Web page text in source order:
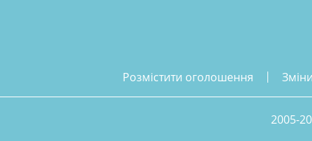
розмістити оголошення
2005-